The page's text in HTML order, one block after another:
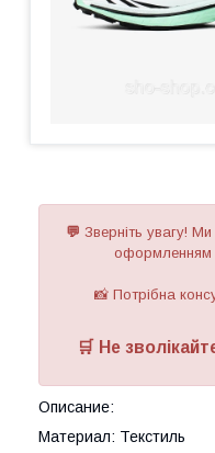
💬 Зверніть увагу! Ми
оформленням
📸 Потрібна
🛒 Не
Описание:
Материал: Текстиль